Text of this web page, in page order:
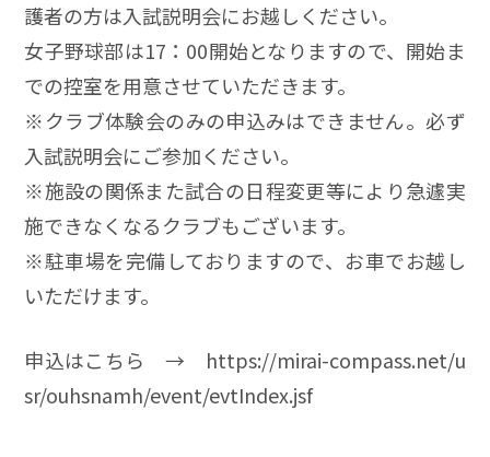
護者の方は入試説明会にお越しください。
女子野球部は17：00開始となりますので、開始ま
での控室を用意させていただきます。
※クラブ体験会のみの申込みはできません。必ず
入試説明会にご参加ください。
※施設の関係また試合の日程変更等により急遽実
施できなくなるクラブもございます。
※駐車場を完備しておりますので、お車でお越し
いただけます。
申込はこちら → https://mirai-compass.net/u
sr/ouhsnamh/event/evtIndex.jsf